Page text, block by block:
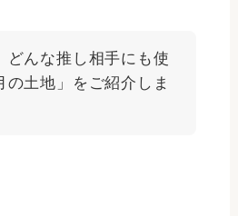
どんな推し相手にも使
の土地」をご紹介しま